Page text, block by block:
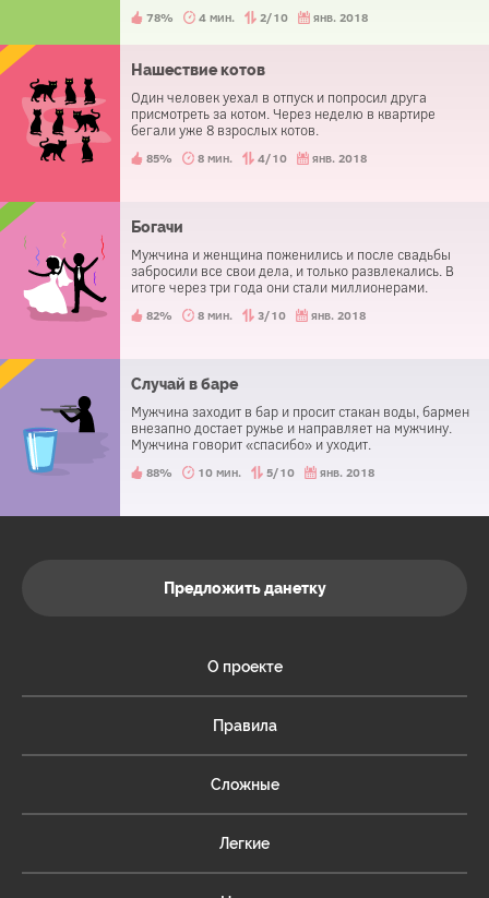
78% 4 мин. 2/10 янв. 2018
Нашествие котов
Один человек уехал в отпуск и попросил друга
присмотреть за котом. Через неделю в квартире
бегали уже 8 взрослых котов.
85% 8 мин. 4/10 янв. 2018
Богачи
Мужчина и женщина поженились и после свадьбы
забросили все свои дела, и только развлекались. В
итоге через три года они стали миллионерами.
82% 8 мин. 3/10 янв. 2018
Случай в баре
Мужчина заходит в бар и просит стакан воды, бармен
внезапно достает ружье и направляет на мужчину.
Мужчина говорит «спасибо» и уходит.
88% 10 мин. 5/10 янв. 2018
Предложить данетку
О проекте
Правила
Сложные
Легкие